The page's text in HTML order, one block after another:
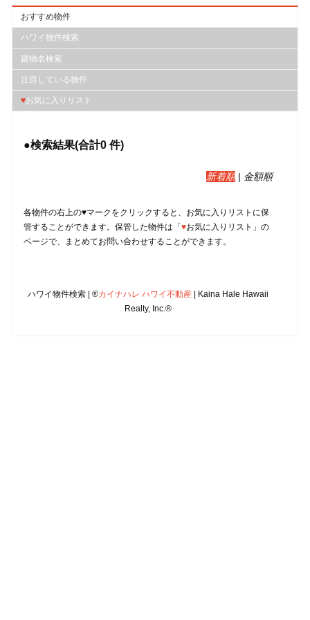
おすすめ物件
ハワイ物件検索
建物名検索
注目している物件
♥お気に入りリスト
●検索結果(合計0 件)
新着順| 金額順
各物件の右上の♥マークをクリックすると、︎お気に入りリストに保
管することができます。保管した物件は「♥お気に入りリスト」の
ページで、まとめてお問い合わせすることができます。
ハワイ物件検索 | ®カイナハレ ハワイ不動産 | Kaina Hale Hawaii
Realty, Inc.®